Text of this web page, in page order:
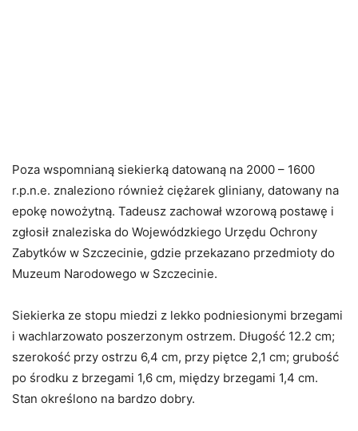
Poza wspomnianą siekierką datowaną na 2000 – 1600
r.p.n.e. znaleziono również ciężarek gliniany, datowany na
epokę nowożytną. Tadeusz zachował wzorową postawę i
zgłosił znaleziska do Wojewódzkiego Urzędu Ochrony
Zabytków w Szczecinie, gdzie przekazano przedmioty do
Muzeum Narodowego w Szczecinie.
Siekierka ze stopu miedzi z lekko podniesionymi brzegami
i wachlarzowato poszerzonym ostrzem. Długość 12.2 cm;
szerokość przy ostrzu 6,4 cm, przy piętce 2,1 cm; grubość
po środku z brzegami 1,6 cm, między brzegami 1,4 cm.
Stan określono na bardzo dobry.